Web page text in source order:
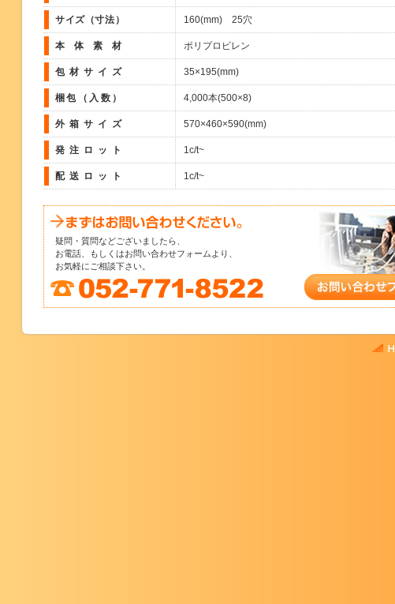
サイズ（寸法） 160(mm) 25穴
本体素材 ポリプロピレン
包材サイズ 35×195(mm)
梱包（入数） 4,000本(500×8)
外箱サイズ 570×460×590(mm)
発注ロット 1c/t~
配送ロット 1c/t~
疑問・質問などございましたら、
お電話、もしくはお問い合わせフォームより、
お気軽にご相談下さい。